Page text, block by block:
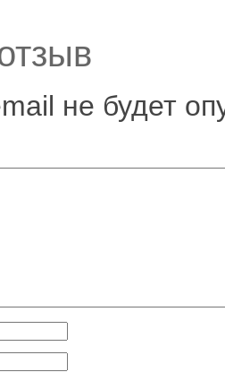
не будет